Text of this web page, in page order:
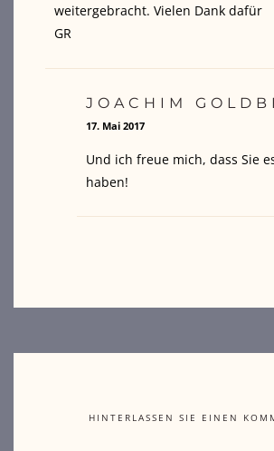
weitergebracht. Vielen Dank dafür
GR
JOACHIM
17. Mai 2017
Und ich freue mich, dass Sie
haben!
HINTERLASSEN SIE EINEN